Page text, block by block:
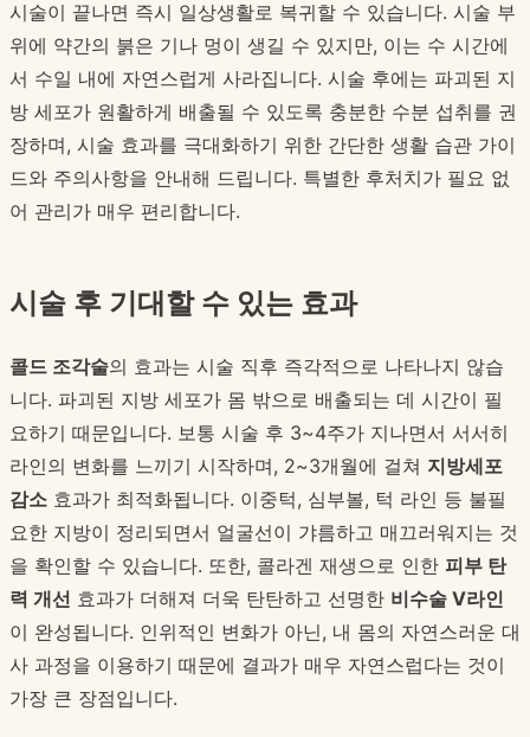
시술이 끝나면 즉시 일상생활로 복귀할 수 있습니다. 시술 부
위에 약간의 붉은 기나 멍이 생길 수 있지만, 이는 수 시간에
서 수일 내에 자연스럽게 사라집니다. 시술 후에는 파괴된 지
방 세포가 원활하게 배출될 수 있도록 충분한 수분 섭취를 권
장하며, 시술 효과를 극대화하기 위한 간단한 생활 습관 가이
드와 주의사항을 안내해 드립니다. 특별한 후처치가 필요 없
어 관리가 매우 편리합니다.
시술 후 기대할 수 있는 효과
콜드 조각술의 효과는 시술 직후 즉각적으로 나타나지 않습
니다. 파괴된 지방 세포가 몸 밖으로 배출되는 데 시간이 필
요하기 때문입니다. 보통 시술 후 3~4주가 지나면서 서서히
라인의 변화를 느끼기 시작하며, 2~3개월에 걸쳐 지방세포
감소 효과가 최적화됩니다. 이중턱, 심부볼, 턱 라인 등 불필
요한 지방이 정리되면서 얼굴선이 갸름하고 매끄러워지는 것
을 확인할 수 있습니다. 또한, 콜라겐 재생으로 인한 피부 탄
력 개선 효과가 더해져 더욱 탄탄하고 선명한 비수술 V라인
이 완성됩니다. 인위적인 변화가 아닌, 내 몸의 자연스러운 대
사 과정을 이용하기 때문에 결과가 매우 자연스럽다는 것이
가장 큰 장점입니다.